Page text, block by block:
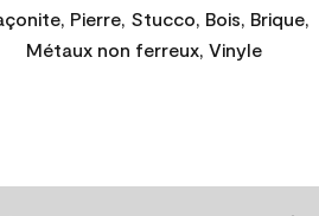
Pierre, Stucco, Bois, Brique,
Métaux non ferreux, Vinyle